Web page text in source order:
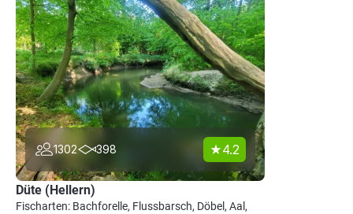
1302 398 4.2
Düte (Hellern)
Fischarten: Bachforelle, Flussbarsch, Döbel, Aal,